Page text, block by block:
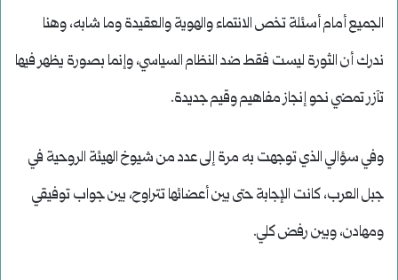
الجميع أمام أسئلة تخص الانتماء والهوية والعقيدة وما شابه، وهنا
ندرك أن الثورة ليست فقط ضد النظام السياسي، وإنما بصورة يظهر فيها
تآزر تمضي نحو إنجاز مفاهيم وقيم جديدة.
وفي سؤالي الذي توجهت به مرة إلى عدد من شيوخ الهيئة الروحية في
جبل العرب، كانت الإجابة حتى بين أعضائها تتراوح، بين جواب توفيقي
ومهادن، وبين رفض كلي.